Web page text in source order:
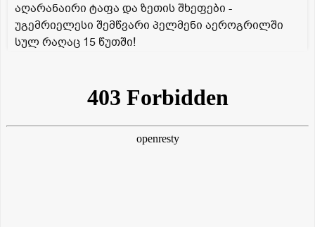
აღარანაირი ტაფა და ზეთის შხეფები -
უგემრიელესი შემწვარი პელმენი აეროგრილში
სულ რაღაც 15 წუთში!